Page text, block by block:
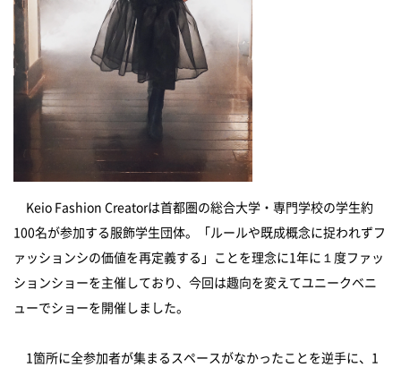
Keio Fashion Creatorは首都圏の総合大学・専門学校の学生約
100名が参加する服飾学生団体。「ルールや既成概念に捉われずフ
ァッションシの価値を再定義する」ことを理念に 1 年に１度ファッ
ションショーを主催しており、今回は趣向を変えてユニークベニ
ューでショーを開催しました。
1 箇所に全参加者が集まるスペースがなかったことを逆手に、 1